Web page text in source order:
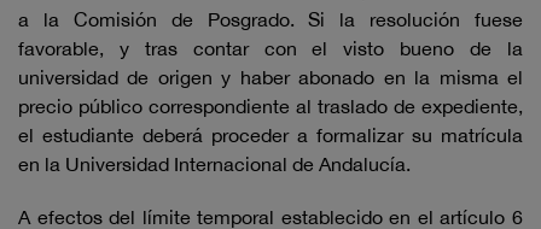
a la Comisión de Posgrado. Si la resolución fuese
favorable, y tras contar con el visto bueno de la
universidad de origen y haber abonado en la misma el
precio público correspondiente al traslado de expediente,
el estudiante deberá proceder a formalizar su matrícula
en la Universidad Internacional de Andalucía.
A efectos del límite temporal establecido en el artículo 6